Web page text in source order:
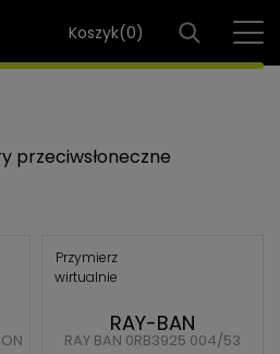
Koszyk(0)
przeciwsłoneczne
Przymierz
wirtualnie
RAY-BAN
RAY BAN 0RB3925 004/53